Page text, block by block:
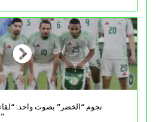
نجوم “الخضر” بصوت واحد:
الجاهزية قبل كأس إفريقيا”